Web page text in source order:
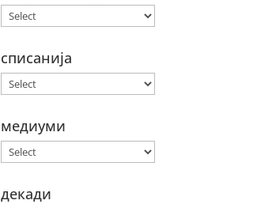
списанија
медиуми
декади